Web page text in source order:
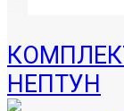
НЕПТУН